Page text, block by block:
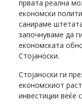
првата реална
економски
санираме
започнуваме да
економската
Стојаноски.
Стојаноски ги
економскиот
инвестиции веќе